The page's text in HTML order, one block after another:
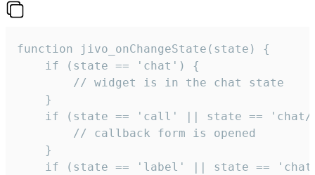
function jivo_onChangeState(state) {
    if (state == 'chat') {
        // widget is in the chat state
    }
if (state == 'call' || state ==
        // callback form is opened
    }
if (state == 'label' || state ==